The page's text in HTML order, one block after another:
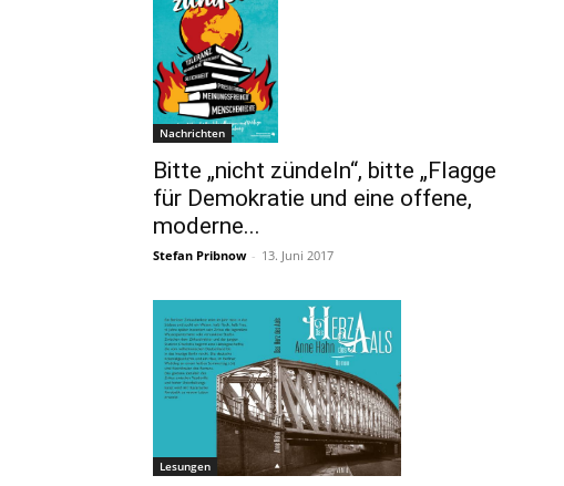
Nachrichten
Bitte „nicht zündeln“, bitte „Flagge
für Demokratie und eine offene,
moderne...
Stefan Pribnow - 13. Juni 2017
Lesungen